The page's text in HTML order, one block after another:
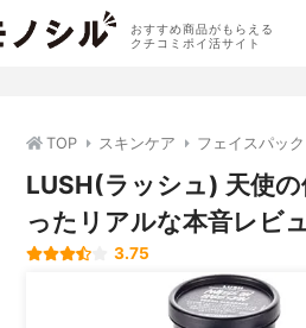
おすすめ商品がもらえる
クチコミポイ活サイト
TOP スキンケア フェイスパッ
LUSH(ラッシュ) 天使
ったリアルな本音レビ
3.75